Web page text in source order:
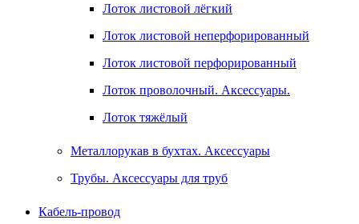
Лоток листовой лёгкий
Лоток листовой неперфорированный
Лоток листовой перфорированный
Лоток проволочный. Аксессуары.
Лоток тяжёлый
Металлорукав в бухтах. Аксессуары
Трубы. Аксессуары для труб
Кабель-провод